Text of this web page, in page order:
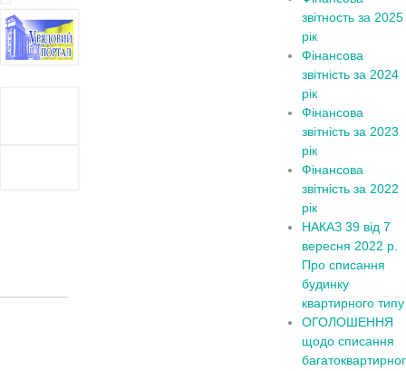
звітность за 2025
рік
Фінансова
звітність за 2024
рік
Фінансова
звітність за 2023
рік
Фінансова
звітність за 2022
рік
НАКАЗ 39 від 7
вересня 2022 р.
Про списання
будинку
квартирного типу
ОГОЛОШЕННЯ
щодо списання